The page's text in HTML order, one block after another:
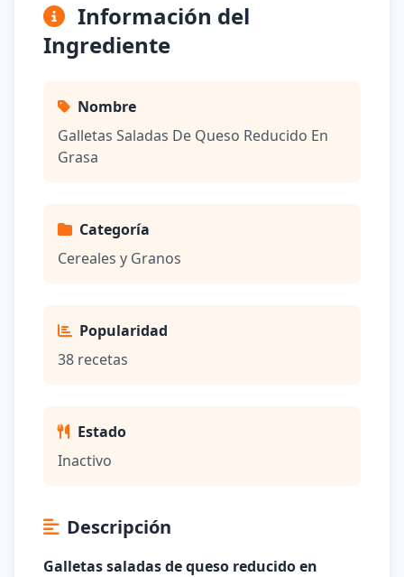
Información del
Ingrediente
Nombre
Galletas Saladas De Queso Reducido En
Grasa
Categoría
Cereales y Granos
Popularidad
38 recetas
Estado
Inactivo
Descripción
Galletas saladas de queso reducido en